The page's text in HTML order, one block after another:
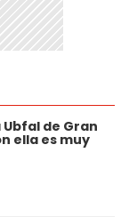
de Gran
ella es muy